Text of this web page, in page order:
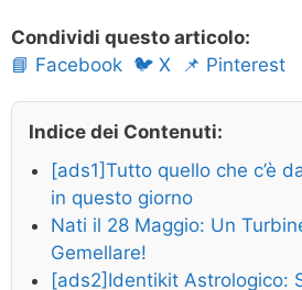
Condividi questo articolo:
📘 Facebook 🐦 X 📌 Pinterest
Indice dei Contenuti:
[ads1]Tutto quello che c’è
in questo giorno
Nati il 28 Maggio: Un
Gemellare!
[ads2]Identikit Astrologico: